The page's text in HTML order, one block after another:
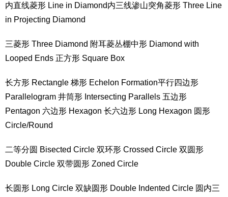
内直线菱形 Line in Diamond内三线渗山突角菱形 Three Line
in Projecting Diamond
三菱形 Three Diamond 附耳菱丛棚中形 Diamond with
Looped Ends 正方形 Square Box
长方形 Rectangle 梯形 Echelon Formation平行四边形
Parallelogram 井筒形 Intersecting Parallels 五边形
Pentagon 六边形 Hexagon 长六边形 Long Hexagon 圆形
Circle/Round
二等分圆 Bisected Circle 双环形 Crossed Circle 双圆形
Double Circle 双带圆形 Zoned Circle
长圆形 Long Circle 双缺圆形 Double Indented Circle 圆内三